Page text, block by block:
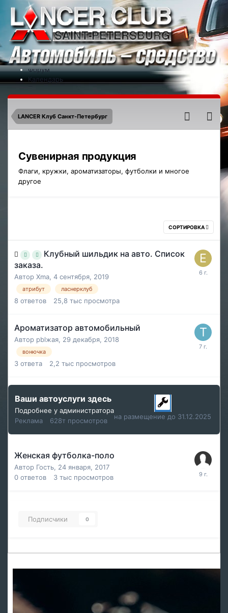
Меню
На сайт
Форум
Календарь
Новости
Контакты
LANCER Клуб Санкт-Петербург
Сувенирная продукция
Флаги, кружки, ароматизаторы, футболки и многое
другое
СОРТИРОВКА
Клубный шильдик на авто. Список
заказа.
Автор Xma, 4 сентября, 2019
атрибут ласнерклуб
8 ответов 25,8 тыс просмотра
Ароматизатор автомобильный
Автор рblжая, 29 декабря, 2018
вонючка
3 ответа 2,2 тыс просмотров
Ваши автоуслуги здесь
Подробнее у администратора
Реклама
628т просмотров на размещение до 31.12.2025
Женская футболка-поло
Автор Гость, 24 января, 2017
0 ответов 3 тыс просмотров
Подписчики 0